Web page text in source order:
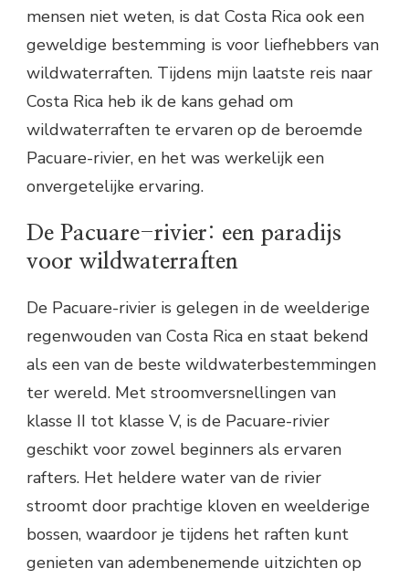
mensen niet weten, is dat Costa Rica ook een
geweldige bestemming is voor liefhebbers van
wildwaterraften. Tijdens mijn laatste reis naar
Costa Rica heb ik de kans gehad om
wildwaterraften te ervaren op de beroemde
Pacuare-rivier, en het was werkelijk een
onvergetelijke ervaring.
De Pacuare-rivier: een paradijs
voor wildwaterraften
De Pacuare-rivier is gelegen in de weelderige
regenwouden van Costa Rica en staat bekend
als een van de beste wildwaterbestemmingen
ter wereld. Met stroomversnellingen van
klasse II tot klasse V, is de Pacuare-rivier
geschikt voor zowel beginners als ervaren
rafters. Het heldere water van de rivier
stroomt door prachtige kloven en weelderige
bossen, waardoor je tijdens het raften kunt
genieten van adembenemende uitzichten op